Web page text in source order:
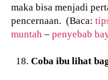
maka bisa menjadi
pencernaan. (Baca:
muntah –penyebab
Coba ibu lihat